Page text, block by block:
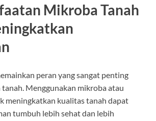
Mikroba Tanah
peran yang sangat penting
Menggunakan mikroba atau
meningkatkan kualitas tanah dapat
tumbuh lebih sehat dan lebih